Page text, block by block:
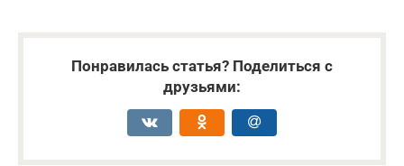
Понравилась статья? Поделиться с
друзьями: